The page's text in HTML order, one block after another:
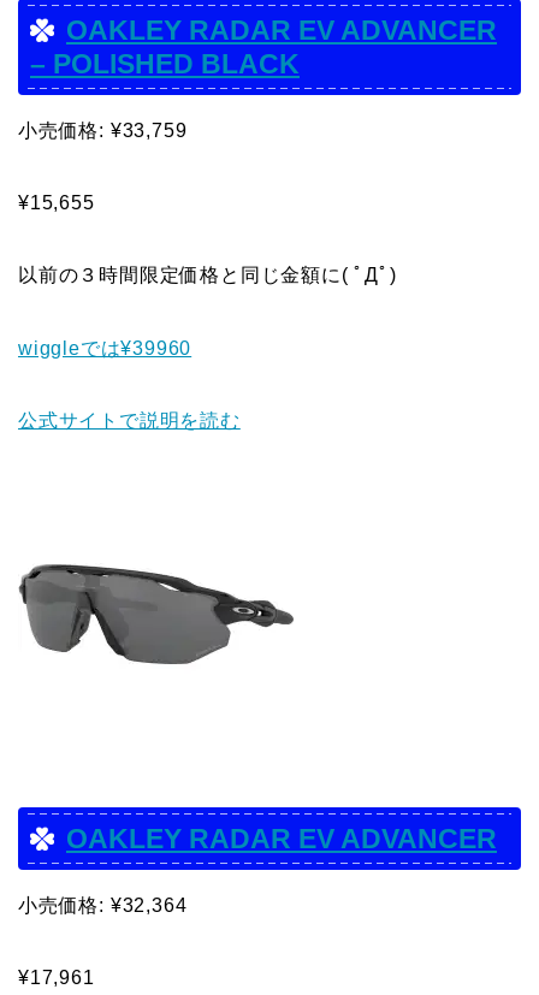
OAKLEY RADAR EV ADVANCER
– POLISHED BLACK
小売価格: ¥33,759
¥15,655
以前の３時間限定価格と同じ金額に( ﾟДﾟ)
wiggleでは¥39960
公式サイトで説明を読む
OAKLEY RADAR EV ADVANCER
小売価格: ¥32,364
¥17,961